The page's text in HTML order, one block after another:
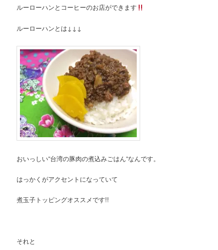
ルーローハンとコーヒーのお店ができます
ルーローハンとは↓↓↓
おいっしい”台湾の豚肉の煮込みごはん”なんです。
はっかくがアクセントになっていて
煮玉子トッピングオススメです!!
それと